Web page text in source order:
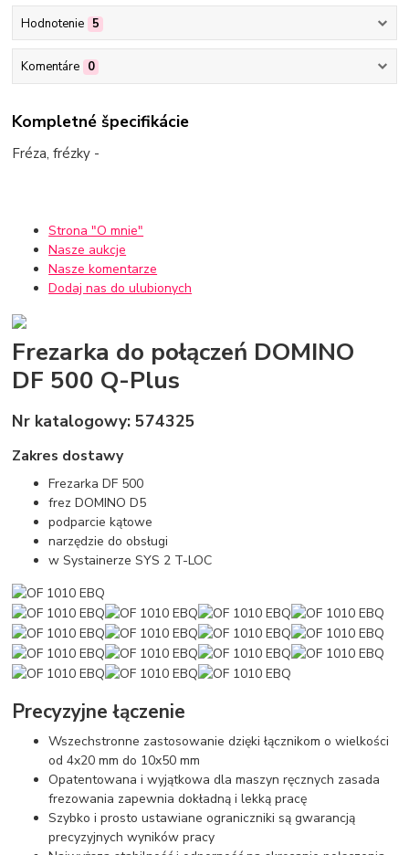
Hodnotenie 5
Komentáre 0
Kompletné špecifikácie
Fréza, frézky -
Strona "O mnie"
Nasze aukcje
Nasze komentarze
Dodaj nas do ulubionych
Frezarka do połączeń DOMINO
DF 500 Q-Plus
Nr katalogowy: 574325
Zakres dostawy
Frezarka DF 500
frez DOMINO D5
podparcie kątowe
narzędzie do obsługi
w Systainerze SYS 2 T-LOC
Precyzyjne łączenie
Wszechstronne zastosowanie dzięki łącznikom o wielkości
od 4x20 mm do 10x50 mm
Opatentowana i wyjątkowa dla maszyn ręcznych zasada
frezowania zapewnia dokładną i lekką pracę
Szybko i prosto ustawiane ograniczniki są gwarancją
precyzyjnych wyników pracy